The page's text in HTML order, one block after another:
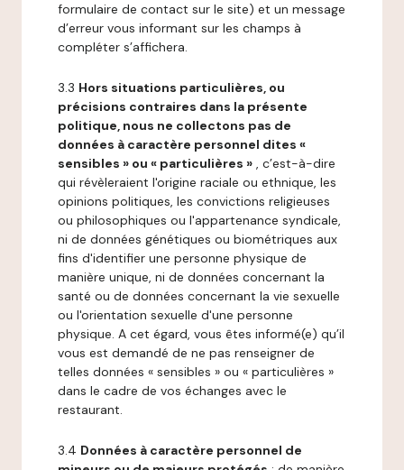
formulaire de contact sur le site) et un message
d’erreur vous informant sur les champs à
compléter s’affichera.
3.3 Hors situations particulières, ou
précisions contraires dans la présente
politique, nous ne collectons pas de
données à caractère personnel dites «
sensibles » ou « particulières » , c’est-à-dire
qui révèleraient l'origine raciale ou ethnique, les
opinions politiques, les convictions religieuses
ou philosophiques ou l'appartenance syndicale,
ni de données génétiques ou biométriques aux
fins d'identifier une personne physique de
manière unique, ni de données concernant la
santé ou de données concernant la vie sexuelle
ou l'orientation sexuelle d'une personne
physique. A cet égard, vous êtes informé(e) qu’il
vous est demandé de ne pas renseigner de
telles données « sensibles » ou « particulières »
dans le cadre de vos échanges avec le
restaurant.
3.4 Données à caractère personnel de